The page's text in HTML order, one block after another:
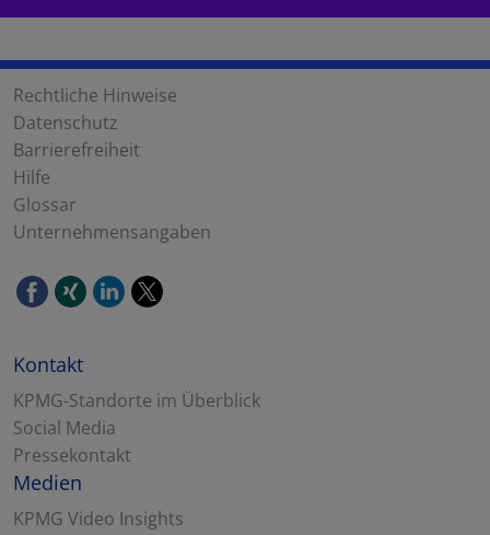
Rechtliche Hinweise
Datenschutz
Barrierefreiheit
Hilfe
Glossar
Unternehmensangaben
Kontakt
KPMG-Standorte im Überblick
Social Media
Pressekontakt
Medien
KPMG Video Insights